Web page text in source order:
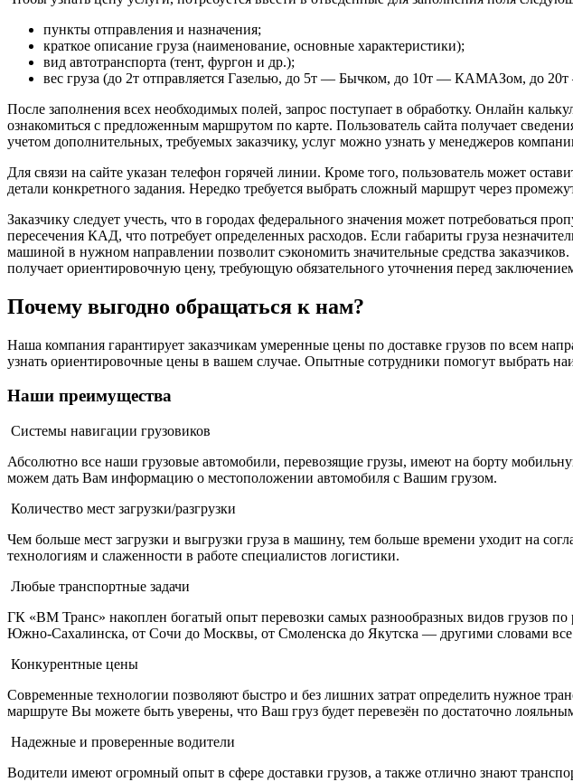
пункты отправления и назначения;
краткое описание груза (наименование, основные характеристики);
вид автотранспорта (тент, фургон и др.);
вес груза (до 2т отправляется Газелью, до 5т — Бычком, до 10т — КАМАЗом, до
После заполнения всех необходимых полей, запрос поступает в обработку. Онлайн
ознакомиться с предложенным маршрутом по карте. Пользователь сайта получает
учетом дополнительных, требуемых заказчику, услуг можно узнать у менеджеров
Для связи на сайте указан телефон горячей линии. Кроме того, пользователь может
детали конкретного задания. Нередко требуется выбрать сложный маршрут через
Заказчику следует учесть, что в городах федерального значения может потребоваться
пересечения КАД, что потребует определенных расходов. Если габариты груза
машиной в нужном направлении позволит сэкономить значительные средства
получает ориентировочную цену, требующую обязательного уточнения перед
Почему выгодно обращаться к нам?
Наша компания гарантирует заказчикам умеренные цены по доставке грузов по всем
узнать ориентировочные цены в вашем случае. Опытные сотрудники помогут выбрать
Наши преимущества
Системы навигации грузовиков
Абсолютно все наши грузовые автомобили, перевозящие грузы, имеют на борту
можем дать Вам информацию о местоположении автомобиля с Вашим грузом.
Количество мест загрузки/разгрузки
Чем больше мест загрузки и выгрузки груза в машину, тем больше времени уходит на
технологиям и слаженности в работе специалистов логистики.
Любые транспортные задачи
ГК «ВМ Транс» накоплен богатый опыт перевозки самых разнообразных видов грузов
Южно-Сахалинска, от Сочи до Москвы, от Смоленска до Якутска — другими словами
Конкурентные цены
Современные технологии позволяют быстро и без лишних затрат определить нужное
маршруте Вы можете быть уверены, что Ваш груз будет перевезён по достаточно
Надежные и проверенные водители
Водители имеют огромный опыт в сфере доставки грузов, а также отлично знают